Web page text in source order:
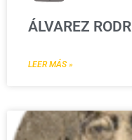
ÁLVAREZ
LEER MÁS »